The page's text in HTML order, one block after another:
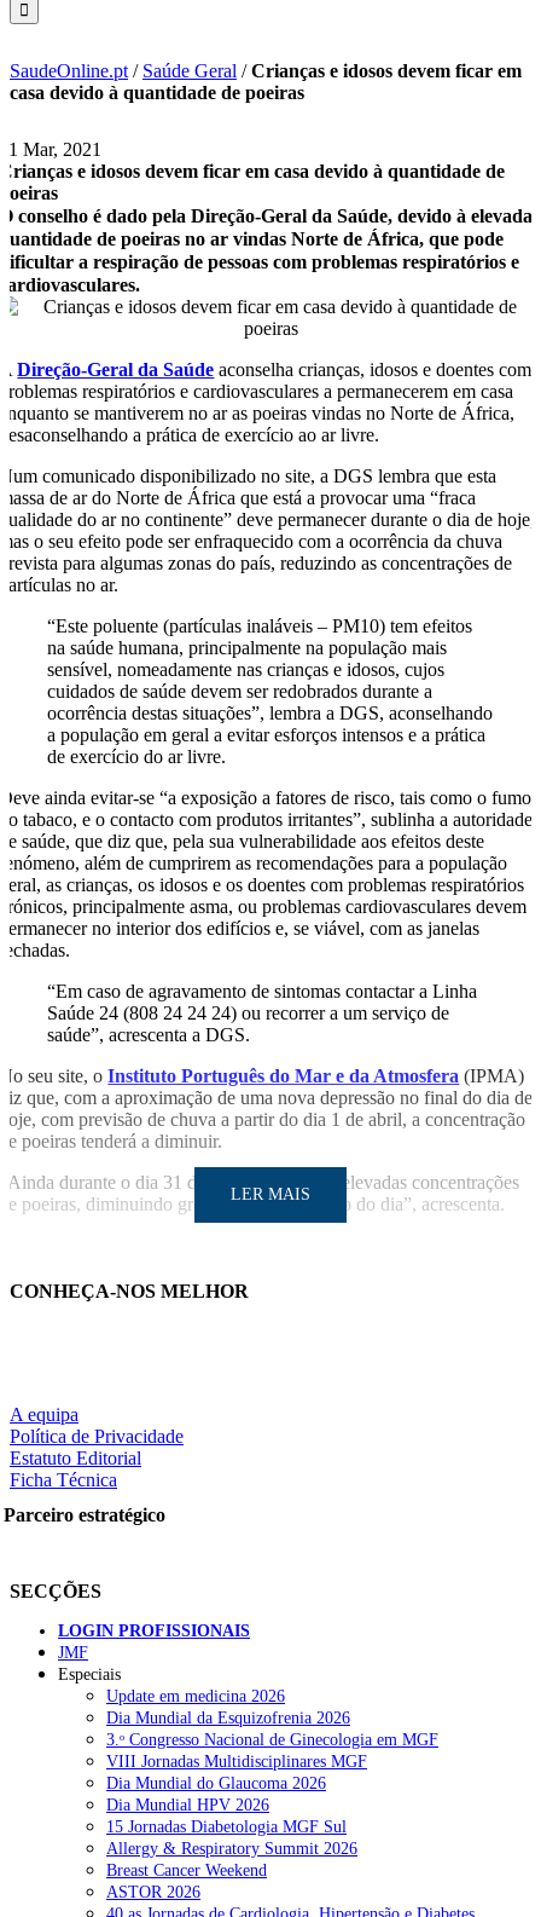
SaudeOnline.pt / Saúde Geral /Crianças e idosos devem ficar em
casa devido à quantidade de poeiras
31 Mar, 2021
Crianças e idosos devem ficar em casa devido à quantidade de
poeiras
O conselho é dado pela Direção-Geral da Saúde, devido à elevada
quantidade de poeiras no ar vindas Norte de África, que pode
dificultar a respiração de pessoas com problemas respiratórios e
cardiovasculares.
ADireção-Geral da Saúde aconselha crianças, idosos e doentes com
problemas respiratórios e cardiovasculares a permanecerem em casa
enquanto se mantiverem no ar as poeiras vindas no Norte de África,
desaconselhando a prática de exercício ao ar livre.
Num comunicado disponibilizado no site, a DGS lembra que esta
massa de ar do Norte de África que está a provocar uma “fraca
qualidade do ar no continente” deve permanecer durante o dia de hoje,
mas o seu efeito pode ser enfraquecido com a ocorrência da chuva
prevista para algumas zonas do país, reduzindo as concentrações de
partículas no ar.
“Este poluente (partículas inaláveis – PM10) tem efeitos
na saúde humana, principalmente na população mais
sensível, nomeadamente nas crianças e idosos, cujos
cuidados de saúde devem ser redobrados durante a
ocorrência destas situações”, lembra a DGS, aconselhando
a população em geral a evitar esforços intensos e a prática
de exercício do ar livre.
Deve ainda evitar-se “a exposição a fatores de risco, tais como o fumo
do tabaco, e o contacto com produtos irritantes”, sublinha a autoridade
de saúde, que diz que, pela sua vulnerabilidade aos efeitos deste
fenómeno, além de cumprirem as recomendações para a população
geral, as crianças, os idosos e os doentes com problemas respiratórios
crónicos, principalmente asma, ou problemas cardiovasculares devem
permanecer no interior dos edifícios e, se viável, com as janelas
fechadas.
“Em caso de agravamento de sintomas contactar a Linha
Saúde 24 (808 24 24 24) ou recorrer a um serviço de
saúde”, acrescenta a DGS.
No seu site, oInstituto Português do Mar e da Atmosfera (IPMA)
diz que, com a aproximação de uma nova depressão no final do dia de
hoje, com previsão de chuva a partir do dia 1 de abril, a concentração
de poeiras tenderá a diminuir.
“Ainda durante o dia 31 deverão verificar-se elevadas concentrações
de poeiras, diminuindo gradualmente ao longo do dia”, acrescenta.
Partilhe nas redes sociais:
NOTÍCIAS RECENTES
Quase 11.900 jovens recorreram aos cheques psicólogo e
nutricionista no primeiro mês 7 de Agosto, 2026
ULS de Coimbra estreia cirurgia endoscópica do ouvido com
apoio robótico em Portugal 7 de Agosto, 2026
Enfermeiros exigem esclarecimentos sobre eventual gestão
LER MAIS
CONHEÇA-NOS MELHOR
A equipa
Política de Privacidade
Estatuto Editorial
Ficha Técnica
Parceiro estratégico
SECÇÕES
LOGIN PROFISSIONAIS
JMF
Especiais
Update em medicina 2026
Dia Mundial da Esquizofrenia 2026
3.ᵒ Congresso Nacional de Ginecologia em MGF
VIII Jornadas Multidisciplinares MGF
Dia Mundial do Glaucoma 2026
Dia Mundial HPV 2026
15 Jornadas Diabetologia MGF Sul
Allergy & Respiratory Summit 2026
Breast Cancer Weekend
ASTOR 2026